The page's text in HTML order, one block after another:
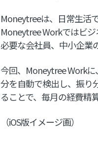
Moneytreeは、日常生活
Moneytree Workではビ
必要な会社員、中小企業
今回、Moneytree Work
分を自動で検出し、振り
ることで、毎月の経費精
（iOS版イメージ画）